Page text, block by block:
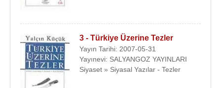
3 - Türkiye Üzerine Tezler
Yayın Tarihi: 2007-05-31
Yayınevi: SALYANGOZ YAYINLARI
Siyaset » Siyasal Yazılar - Tezler